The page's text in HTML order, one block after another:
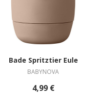
Bade Spritztier Eule
BABYNOVA
4,99 €